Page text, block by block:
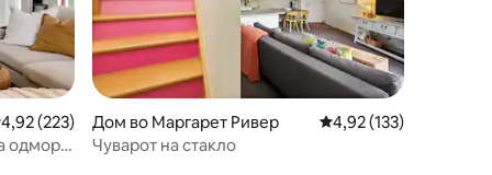
оцена: 4,92 од 5, 223 рецензии
4,92 (223)
одмор -
Дом во Маргарет Ривер Просечна оцена:
4,92 (133)
Чуварот на стакло